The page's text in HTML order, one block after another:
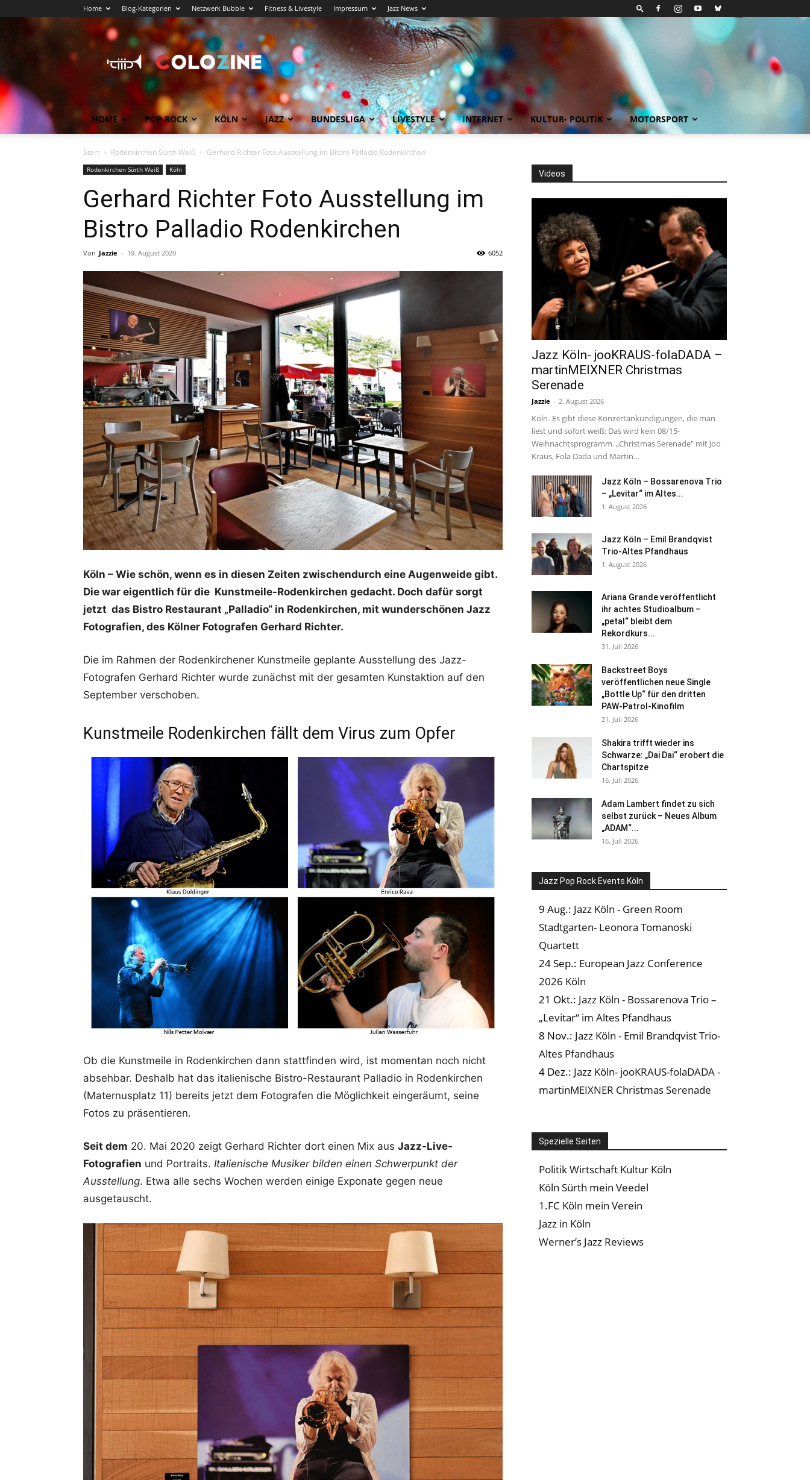
Home Blog-Kategorien Netzwerk Bubble Fitness & Livestyle Impressum Jazz News
Köln
News
COLOZINE
Magazin
HOME POP ROCK KÖLN JAZZ BUNDESLIGA LIVESTYLE INTERNET KULTUR- POLITIK MOTORSPORT
Start Rodenkirchen Sürth Weiß Gerhard Richter Foto Ausstellung im Bistro Palladio Rodenkirchen
Rodenkirchen Sürth Weiß Köln
Gerhard Richter Foto Ausstellung im
Bistro Palladio Rodenkirchen
Von Jazzie - 19. August 2020 6052
Köln – Wie schön, wenn es in diesen Zeiten zwischendurch eine Augenweide gibt.
Die war eigentlich für die Kunstmeile-Rodenkirchen gedacht. Doch dafür sorgt
jetzt das Bistro Restaurant „Palladio“ in Rodenkirchen, mit wunderschönen Jazz
Fotografien, des Kölner Fotografen Gerhard Richter.
Die im Rahmen der Rodenkirchener Kunstmeile geplante Ausstellung des Jazz-
Fotografen Gerhard Richter wurde zunächst mit der gesamten Kunstaktion auf den
September verschoben.
Kunstmeile Rodenkirchen fällt dem Virus zum Opfer
Ob die Kunstmeile in Rodenkirchen dann stattfinden wird, ist momentan noch nicht
absehbar. Deshalb hat das italienische Bistro-Restaurant Palladio in Rodenkirchen
(Maternusplatz 11) bereits jetzt dem Fotografen die Möglichkeit eingeräumt, seine
Fotos zu präsentieren.
Seit dem 20. Mai 2020 zeigt Gerhard Richter dort einen Mix aus Jazz-Live-
Fotografien und Portraits. Italienische Musiker bilden einen Schwerpunkt der
Ausstellung. Etwa alle sechs Wochen werden einige Exponate gegen neue
ausgetauscht.
Videos
Jazz Köln- jooKRAUS-folaDADA –
martinMEIXNER Christmas
Serenade
Jazzie - 2. August 2026
Köln- Es gibt diese Konzertankündigungen, die man
liest und sofort weiß: Das wird kein 08/15-
Weihnachtsprogramm. „Christmas Serenade" mit Joo
Kraus, Fola Dada und Martin...
Jazz Köln – Bossarenova Trio
– „Levitar“ im Altes...
1. August 2026
Jazz Köln – Emil Brandqvist
Trio-Altes Pfandhaus
1. August 2026
Ariana Grande veröffentlicht
ihr achtes Studioalbum –
„petal“ bleibt dem
Rekordkurs...
31. Juli 2026
Backstreet Boys
veröffentlichen neue Single
„Bottle Up“ für den dritten
PAW-Patrol-Kinofilm
21. Juli 2026
Shakira trifft wieder ins
Schwarze: „Dai Dai“ erobert die
Chartspitze
16. Juli 2026
Adam Lambert findet zu sich
selbst zurück – Neues Album
„ADAM“...
16. Juli 2026
Jazz Pop Rock Events Köln
9 Aug.: Jazz Köln - Green Room
Stadtgarten- Leonora Tomanoski
Quartett
24 Sep.: European Jazz Conference
2026 Köln
21 Okt.: Jazz Köln - Bossarenova Trio –
„Levitar“ im Altes Pfandhaus
8 Nov.: Jazz Köln - Emil Brandqvist Trio-
Altes Pfandhaus
4 Dez.: Jazz Köln- jooKRAUS-folaDADA -
martinMEIXNER Christmas Serenade
Spezielle Seiten
Politik Wirtschaft Kultur Köln
Köln Sürth mein Veedel
1.FC Köln mein Verein
Jazz in Köln
Werner’s Jazz Reviews